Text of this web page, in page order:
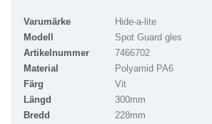
Varumärke
Hide-a-lite
Modell
Spot Guard gles
Artikelnummer
7466702
Material
Polyamid PA6
Färg
Vit
Längd
300mm
Bredd
228mm